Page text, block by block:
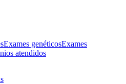
Exames genéticosExames
atendidos